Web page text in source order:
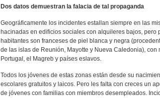
Dos datos demuestran la falacia de tal propaganda
Geográficamente los incidentes estallan siempre en las
hacinadas en edificios sociales con alquileres bajos,
habitantes son franceses de piel blanca y negra
de las islas de Reunión, Mayotte y Nueva Caledonia),
Portugal, el Magreb y países eslavos.
Todos los jóvenes de estas zonas están desde su
escolares gratuitos y laicos. Pero les falta con creces un
de jóvenes con familias con miembros desempleados.